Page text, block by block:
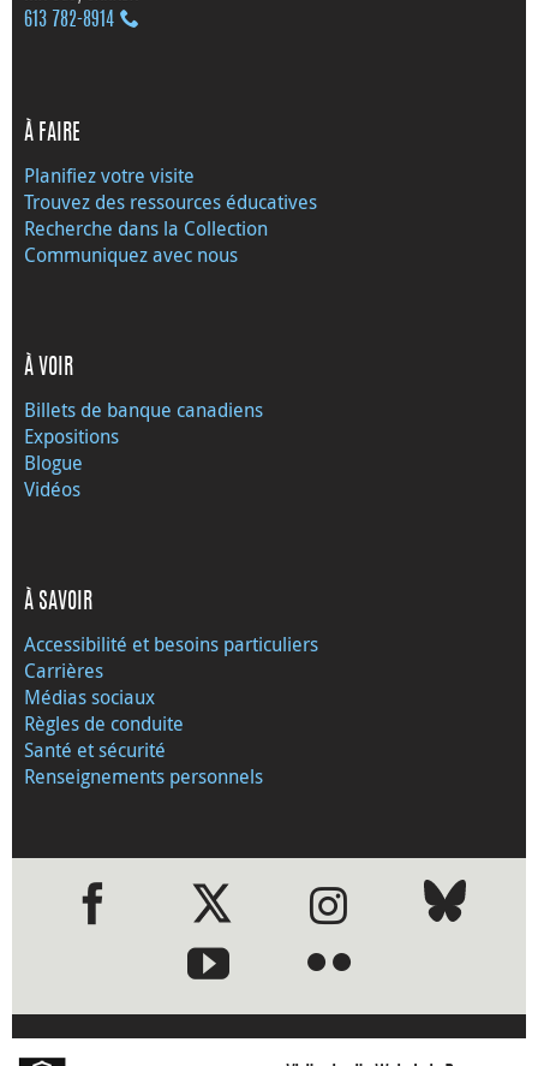
613 782‑8914
À FAIRE
Planifiez votre visite
Trouvez des ressources éducatives
Recherche dans la Collection
Communiquez avec nous
À VOIR
Billets de banque canadiens
Expositions
Blogue
Vidéos
À SAVOIR
Accessibilité et besoins particuliers
Carrières
Médias sociaux
Règles de conduite
Santé et sécurité
Renseignements personnels
●●